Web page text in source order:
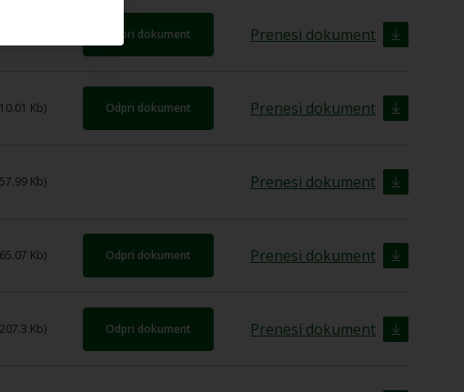
Odpri dokument Prenesi dokument
Kb) Odpri dokument Prenesi dokument
Kb) Prenesi dokument
Kb) Odpri dokument Prenesi dokument
Kb) Odpri dokument Prenesi dokument